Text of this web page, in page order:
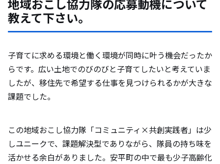
とを教えて下さい。
い。
安平町の住民と触れ合った際の印象と、裏
付けるエピソードについて教えて下さい。
安平町の魅力について教えて下さい。（自
然やグルメ、オススメスポットなど）
地域おこし協力隊の応募動機について
教えて下さい。
子育てに求める環境と働く環境が同時に叶う機会だったか
らです。広い土地でのびのびと子育てしたいと考えていま
したが、移住先で希望する仕事を見つけられるかが大きな
課題でした。
この地域おこし協力隊「コミュニティ×共創実践者」は少
しユニークで、課題解決型でありながら、隊員の持ち味を
活かせる余白がありました。安平町の中で最も少子高齢化